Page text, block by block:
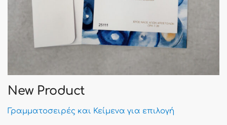
New Product
Γραμματοσειρές και Κείμενα για επιλογή